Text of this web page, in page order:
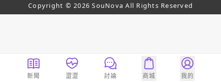
Copyright © 2026 SouNova All Rights Reserved
新聞 澀澀 討論 商城 我的